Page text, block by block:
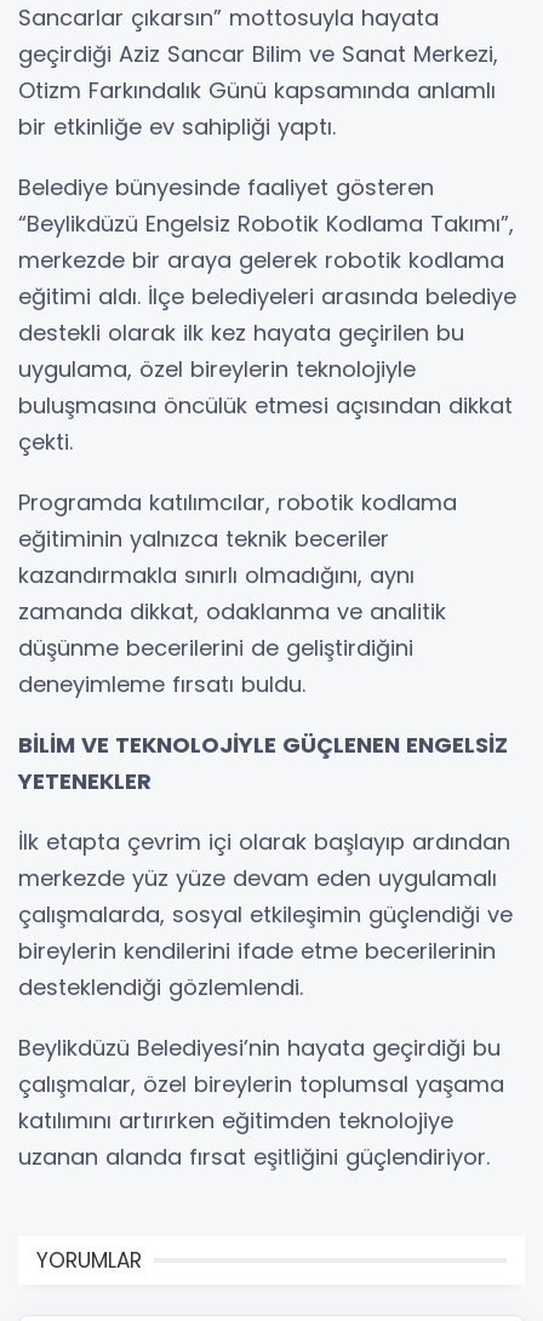
Sancarlar çıkarsın” mottosuyla hayata
geçirdiği Aziz Sancar Bilim ve Sanat Merkezi,
Otizm Farkındalık Günü kapsamında anlamlı
bir etkinliğe ev sahipliği yaptı.
Belediye bünyesinde faaliyet gösteren
“Beylikdüzü Engelsiz Robotik Kodlama Takımı”,
merkezde bir araya gelerek robotik kodlama
eğitimi aldı. İlçe belediyeleri arasında belediye
destekli olarak ilk kez hayata geçirilen bu
uygulama, özel bireylerin teknolojiyle
buluşmasına öncülük etmesi açısından dikkat
çekti.
Programda katılımcılar, robotik kodlama
eğitiminin yalnızca teknik beceriler
kazandırmakla sınırlı olmadığını, aynı
zamanda dikkat, odaklanma ve analitik
düşünme becerilerini de geliştirdiğini
deneyimleme fırsatı buldu.
BİLİM VE TEKNOLOJİYLE GÜÇLENEN ENGELSİZ
YETENEKLER
İlk etapta çevrim içi olarak başlayıp ardından
merkezde yüz yüze devam eden uygulamalı
çalışmalarda, sosyal etkileşimin güçlendiği ve
bireylerin kendilerini ifade etme becerilerinin
desteklendiği gözlemlendi.
Beylikdüzü Belediyesi’nin hayata geçirdiği bu
çalışmalar, özel bireylerin toplumsal yaşama
katılımını artırırken eğitimden teknolojiye
uzanan alanda fırsat eşitliğini güçlendiriyor.
YORUMLAR